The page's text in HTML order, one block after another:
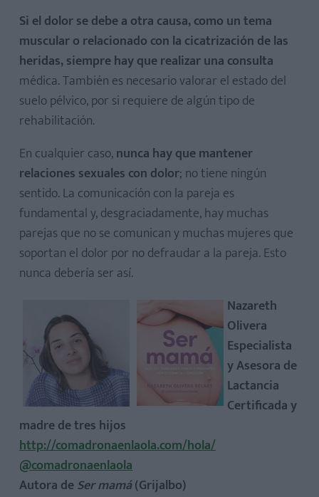
Si el dolor se debe a otra causa, como un tema
muscular o relacionado con la cicatrización de las
heridas, siempre hay que realizar una consulta
médica. También es necesario valorar el estado del
suelo pélvico, por si requiere de algún tipo de
rehabilitación.
En cualquier caso,nunca hay que mantener
relaciones sexuales con dolor; no tiene ningún
sentido. La comunicación con la pareja es
fundamental y, desgraciadamente, hay muchas
parejas que no se comunican y muchas mujeres que
soportan el dolor por no defraudar a la pareja. Esto
nunca debería ser así.
Nazareth
Olivera
Especialista
y Asesora de
Lactancia
Certificada y
madre de tres hijos
http://comadronaenlaola.com/hola/
@comadronaenlaola
Autora deSer mamá(Grijalbo)